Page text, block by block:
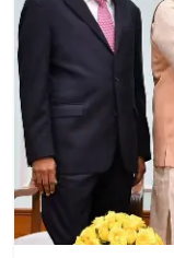
प्रवासियों व
ने कराया
शराब और पान
खोलने की
दो हफ्ते के लिए